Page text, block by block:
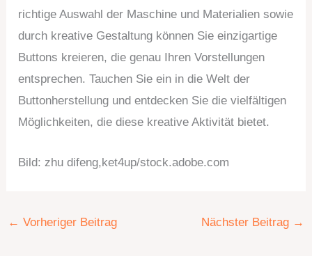
richtige Auswahl der Maschine und Materialien sowie
durch kreative Gestaltung können Sie einzigartige
Buttons kreieren, die genau Ihren Vorstellungen
entsprechen. Tauchen Sie ein in die Welt der
Buttonherstellung und entdecken Sie die vielfältigen
Möglichkeiten, die diese kreative Aktivität bietet.
Bild: zhu difeng,ket4up/stock.adobe.com
← Vorheriger Beitrag Nächster Beitrag →